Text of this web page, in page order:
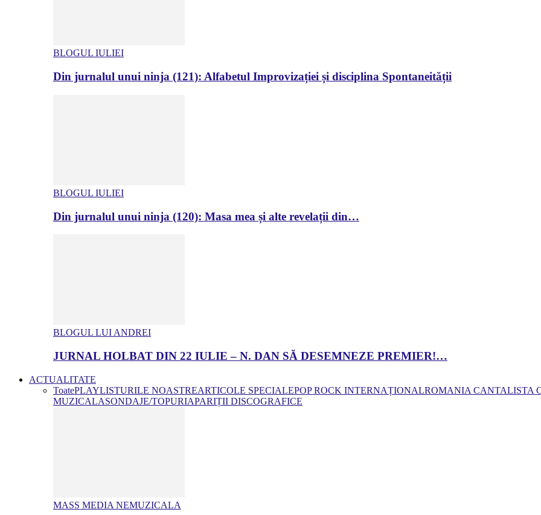
BLOGUL IULIEI
Din jurnalul unui ninja (121): Alfabetul Improvizației și disciplina Spontaneității
BLOGUL IULIEI
Din jurnalul unui ninja (120): Masa mea și alte revelații din…
BLOGUL LUI ANDREI
JURNAL HOLBAT DIN 22 IULIE – N. DAN SĂ DESEMNEZE PREMIER!…
ACTUALITATE
ToatePLAYLISTURILE NOASTREARTICOLE SPECIALEPOP ROCK INTERNAȚIONALROMANIA CANTALISTA
MUZICALASONDAJE/TOPURIAPARIȚII DISCOGRAFICE
MASS MEDIA NEMUZICALA